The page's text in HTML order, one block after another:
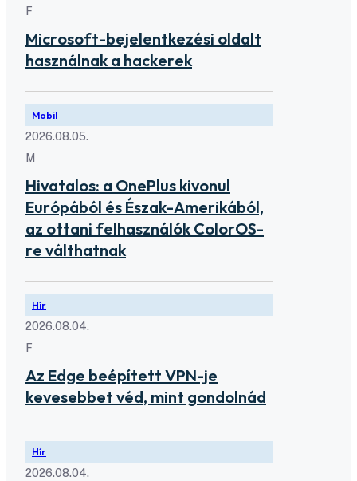
F
Microsoft-bejelentkezési oldalt
használnak a hackerek
Mobil
2026.08.05.
M
Hivatalos: a OnePlus kivonul
Európából és Észak-Amerikából,
az ottani felhasználók ColorOS-
re válthatnak
Hír
2026.08.04.
F
Az Edge beépített VPN-je
kevesebbet véd, mint gondolnád
Hír
2026.08.04.